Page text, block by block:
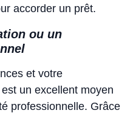
accorder un prêt.
ou un
et votre
un excellent moyen
professionnelle. Grâce